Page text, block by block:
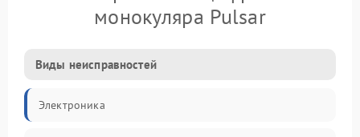
монокуляра Pulsar
Виды неисправностей
Электроника